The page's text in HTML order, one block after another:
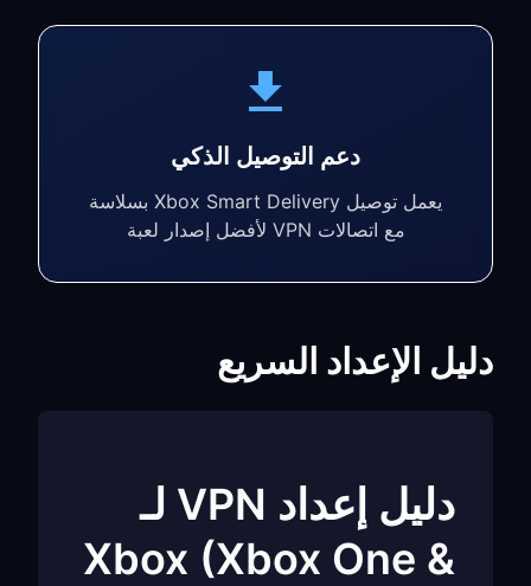
دعم التوصيل الذكي
يعمل توصيل Xbox Smart Delivery بسلاسة
مع اتصالات VPN لأفضل إصدار لعبة
دليل الإعداد السريع
دليل إعداد VPN لـ
Xbox (Xbox One &